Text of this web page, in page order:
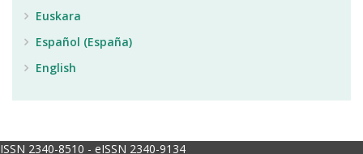
Euskara
Español (España)
English
ISSN 2340-8510 - eISSN 2340-9134